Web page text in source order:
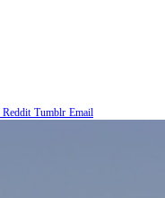
Reddit Tumblr Email